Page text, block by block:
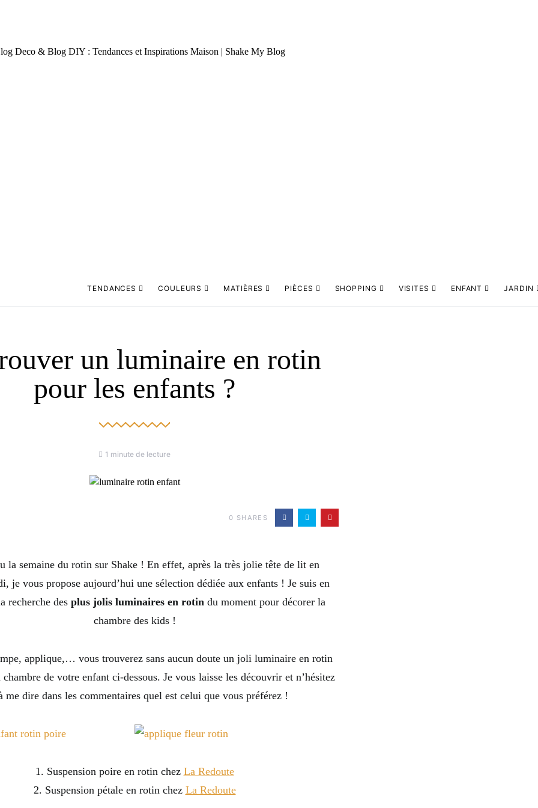
TENDANCES COULEURS MATIÈRES PIÈCES SHOPPING VISITES ENFANT JARDIN
un luminaire en rotin
pour les enfants ?
1 minute de lecture
0 SHARES
la semaine du rotin sur Shake ! En effet, après la très jolie tête de lit en
je vous propose aujourd’hui une sélection dédiée aux enfants ! Je suis en
recherche des plus jolis luminaires en rotindu moment pour décorer la
chambre des kids !
applique,… vous trouverez sans aucun doute un joli luminaire en rotin
de votre enfant ci-dessous. Je vous laisse les découvrir et n’hésitez
me dire dans les commentaires quel est celui que vous préférez !
1. Suspension poire en rotin chez La Redoute
2. Suspension pétale en rotin chez La Redoute